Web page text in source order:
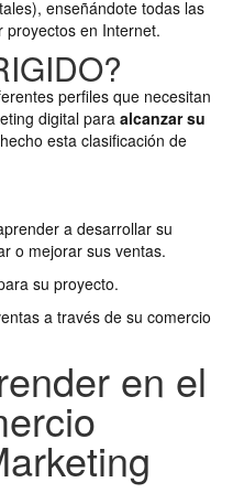
enseñándote todas las
proyectos en Internet.
perfiles que necesitan
digital para alcanzar su
esta clasificación de
a desarrollar su
o mejorar sus ventas.
su proyecto.
a través de su comercio
en el